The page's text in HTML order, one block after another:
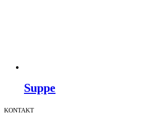
Suppe
KONTAKT